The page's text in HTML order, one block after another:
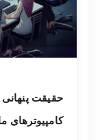
حقیقت پنهانی
کامپیوترهای